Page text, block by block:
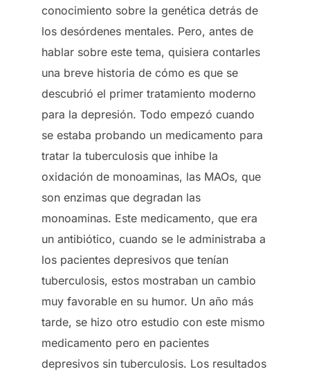
conocimiento sobre la genética detrás de
los desórdenes mentales. Pero, antes de
hablar sobre este tema, quisiera contarles
una breve historia de cómo es que se
descubrió el primer tratamiento moderno
para la depresión. Todo empezó cuando
se estaba probando un medicamento para
tratar la tuberculosis que inhibe la
oxidación de monoaminas, las MAOs, que
son enzimas que degradan las
monoaminas. Este medicamento, que era
un antibiótico, cuando se le administraba a
los pacientes depresivos que tenían
tuberculosis, estos mostraban un cambio
muy favorable en su humor. Un año más
tarde, se hizo otro estudio con este mismo
medicamento pero en pacientes
depresivos sin tuberculosis. Los resultados